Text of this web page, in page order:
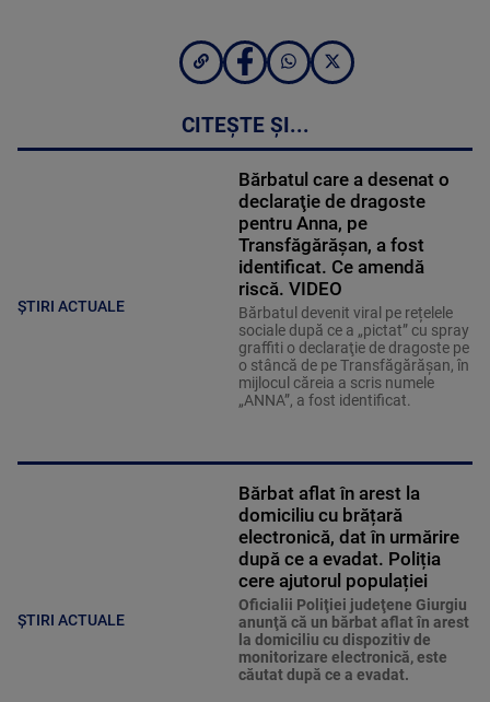
CITEȘTE ȘI...
ȘTIRI ACTUALE
Bărbatul care a desenat o
declaraţie de dragoste
pentru Anna, pe
Transfăgărăşan, a fost
identificat. Ce amendă
riscă. VIDEO
Bărbatul devenit viral pe rețelele
sociale după ce a „pictat” cu spray
graffiti o declaraţie de dragoste pe
o stâncă de pe Transfăgărăşan, în
mijlocul căreia a scris numele
„ANNA”, a fost identificat.
ȘTIRI ACTUALE
Bărbat aflat în arest la
domiciliu cu brățară
electronică, dat în urmărire
după ce a evadat. Poliția
cere ajutorul populației
Oficialii Poliţiei judeţene Giurgiu
anunţă că un bărbat aflat în arest
la domiciliu cu dispozitiv de
monitorizare electronică, este
căutat după ce a evadat.